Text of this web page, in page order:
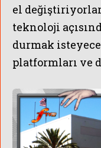
el
teknoloji
durmak
platformları ve